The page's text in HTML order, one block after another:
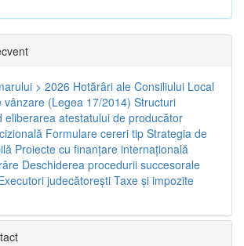
> 2026 Hotărâri ale Consiliului Local
vânzare (Legea 17/2014) Structuri
eliberarea atestatului de producător
Formulare cereri tip Strategia de
Proiecte cu finanţare internaţională
Deschiderea procedurii succesorale
judecătorești Taxe şi impozite